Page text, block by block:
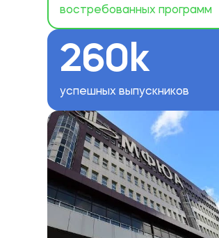
востребованных программ
260k
успешных выпускников